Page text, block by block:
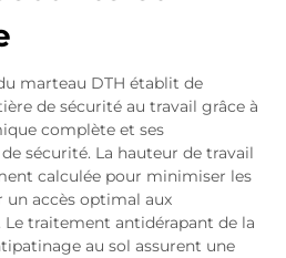
marteau DTH établit de
de sécurité au travail grâce à
complète et ses
sécurité. La hauteur de travail
calculée pour minimiser les
accès optimal aux
traitement antidérapant de la
au sol assurent une